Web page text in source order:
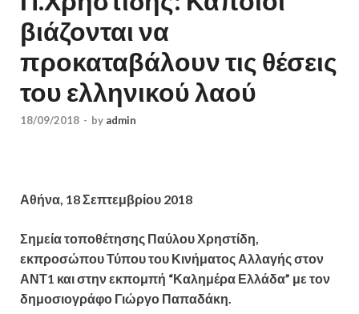
βιάζονται να
προκαταβάλουν τις θέσεις
του ελληνικού λαού
18/09/2018 - by admin
Αθήνα, 18 Σεπτεμβρίου 2018
Σημεία τοποθέτησης Παύλου Χρηστίδη,
εκπροσώπου Τύπου του Κινήματος Αλλαγής στον
ΑΝΤ1 και στην εκπομπή “Καλημέρα Ελλάδα” με τον
δημοσιογράφο Γιώργο Παπαδάκη.